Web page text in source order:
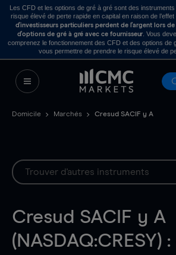
Les CFD et les options de gré à gré sont des
risque élevé de perte rapide en capital en raison de l’effet
d’investisseurs particuliers perdent de l’argent lors
d’options de gré à gré avec ce fournisseur . Vous
comprenez le fonctionnement des CFD et des options de
vous permettre de prendre le risque élevé de
Domicile Marchés Cresud SACIF y A
Cresud SACIF y A
(NASDAQ:CRESY)